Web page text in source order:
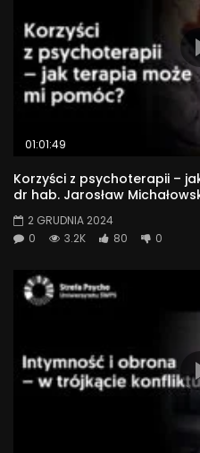
01:01:49
Korzyści z psychoterapii –
dr hab. Jarosław
2 GRUDNIA 2024
0
3.2K 80 0